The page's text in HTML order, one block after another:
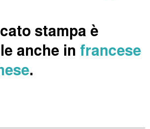
stampa è
anche in francese
.